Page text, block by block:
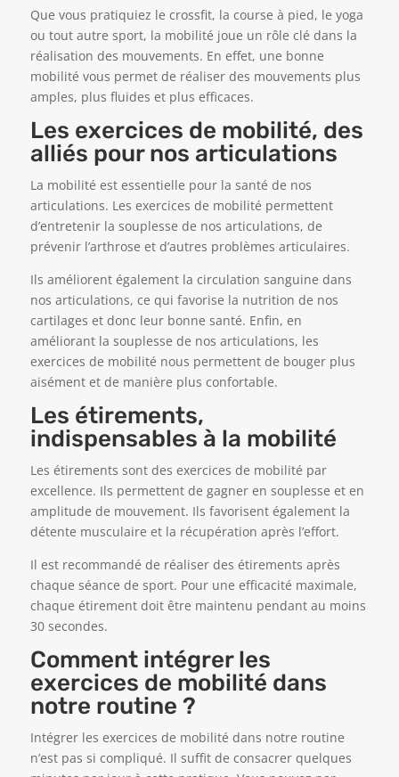
Que vous pratiquiez le crossfit, la course à pied, le yoga
ou tout autre sport, la mobilité joue un rôle clé dans la
réalisation des mouvements. En effet, une bonne
mobilité vous permet de réaliser des mouvements plus
amples, plus fluides et plus efficaces.
Les exercices de mobilité, des
alliés pour nos articulations
La mobilité est essentielle pour la santé de nos
articulations. Les exercices de mobilité permettent
d’entretenir la souplesse de nos articulations, de
prévenir l’arthrose et d’autres problèmes articulaires.
Ils améliorent également la circulation sanguine dans
nos articulations, ce qui favorise la nutrition de nos
cartilages et donc leur bonne santé. Enfin, en
améliorant la souplesse de nos articulations, les
exercices de mobilité nous permettent de bouger plus
aisément et de manière plus confortable.
Les étirements,
indispensables à la mobilité
Les étirements sont des exercices de mobilité par
excellence. Ils permettent de gagner en souplesse et en
amplitude de mouvement. Ils favorisent également la
détente musculaire et la récupération après l’effort.
Il est recommandé de réaliser des étirements après
chaque séance de sport. Pour une efficacité maximale,
chaque étirement doit être maintenu pendant au moins
30 secondes.
Comment intégrer les
exercices de mobilité dans
notre routine ?
Intégrer les exercices de mobilité dans notre routine
n’est pas si compliqué. Il suffit de consacrer quelques